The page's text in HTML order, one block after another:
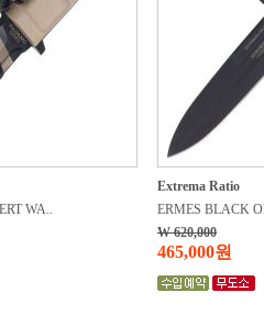
WA..
Extrema Ratio
ERMES BLACK
W 620,000
465,000원